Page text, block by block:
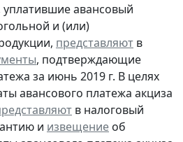
уплатившие авансовый
и (или)
представляют в
, подтверждающие
за июнь 2019 г. В целях
авансового платежа акциза
в налоговый
и извещение об